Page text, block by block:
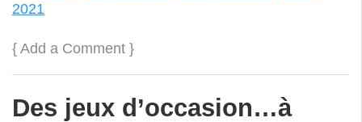
2021
{ Add a Comment }
Des jeux d’occasion…à